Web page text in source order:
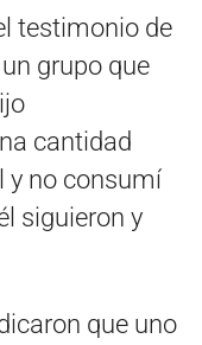
testimonio de
grupo que
cantidad
y no consumí
siguieron y
que uno